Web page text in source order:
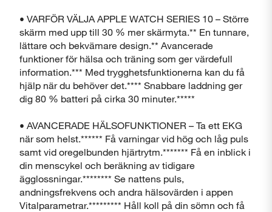
• VARFÖR VÄLJA APPLE WATCH SERIES 10 – Större
skärm med upp till 30 % mer skärmyta.** En tunnare,
lättare och bekvämare design.** Avancerade
funktioner för hälsa och träning som ger värdefull
information.*** Med trygghetsfunktionerna kan du få
hjälp när du behöver det.**** Snabbare laddning ger
dig 80 % batteri på cirka 30 minuter.*****
• AVANCERADE HÄLSOFUNKTIONER – Ta ett EKG
när som helst.****** Få varningar vid hög och låg puls
samt vid oregelbunden hjärtrytm.******* Få en inblick i
din menscykel och beräkning av tidigare
ägglossningar.******** Se nattens puls,
andningsfrekvens och andra hälsovärden i appen
Vitalparametrar.********* Håll koll på din sömn och få